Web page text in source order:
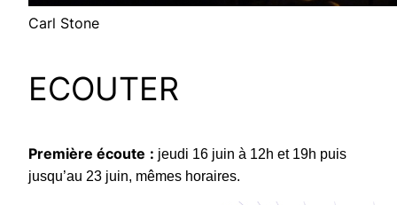
Carl Stone
ECOUTER
Première écoute : jeudi 16 juin à 12h et 19h puis
jusqu’au 23 juin, mêmes horaires.